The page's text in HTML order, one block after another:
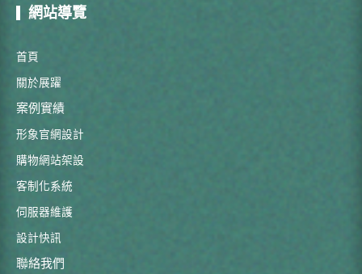
網站導覽
首頁
關於展躍
案例實績
形象官網設計
購物網站架設
客制化系統
伺服器維護
設計快訊
聯絡我們